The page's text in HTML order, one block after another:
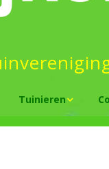
Tuinieren
Groen tuinieren